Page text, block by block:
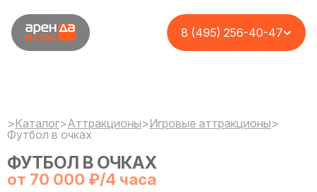
8 (495) 256-40-47
>Каталог>Аттракционы>Игровые аттракционы>
Футбол в очках
ФУТБОЛ В ОЧКАХ
от 70 000 ₽/4 часа